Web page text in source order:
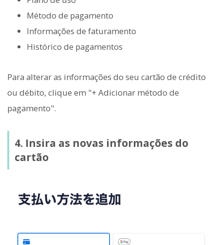
Método de pagamento
Informações de faturamento
Histórico de pagamentos
Para alterar as informações do seu cartão de crédito
ou débito, clique em "+ Adicionar método de
pagamento".
4. Insira as novas informações do
cartão